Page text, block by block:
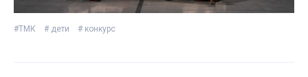
#ТМК # дети # конкурс